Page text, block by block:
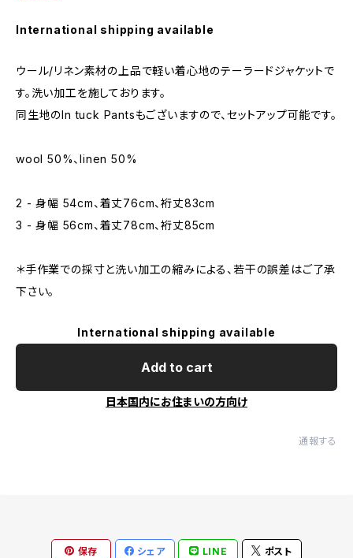
International shipping available
ウール/リネン素材の上品で軽い着心地のテーラードジャケットで
す。洗い加工を施しております。
同生地のIn tuck Pantsもございますので、セットアップ可能です。
wool 50%、linen 50%
2 - 身幅 54cm、着丈76cm、裄丈83cm
3 - 身幅 56cm、着丈78cm、裄丈85cm
＊手作業での採寸と洗い加工の縮みによる、若干の誤差はご了承
下さい。
International shipping available
Add to cart
日本国内にお住まいの方向け
通報する
保存 シェア LINE ポスト